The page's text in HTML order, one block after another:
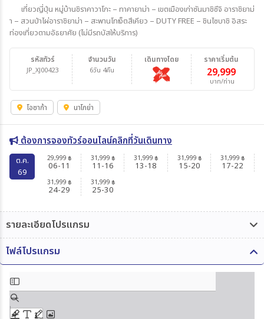
เที่ยวญี่ปุ่น หมู่บ้านชิราคาวาโกะ – ทาคายาม่า – เขตเมืองเก่าซันมาชิซึจิ อาราชิยาม่
า – สวนป่าไผ่อาราชิยาม่า – สะพานโทเง็ตสึเคียว – DUTY FREE – ชินไซบาชิ อิสระ
ท่องเที่ยวตามอัธยาศัย (ไม่มีรถบัสให้บริการ)
รหัสทัวร์
JP_XJ00423
จำนวนวัน
6วัน 4คืน
ราคาเริ่มต้น
29,999
บาท/ท่าน
เดินทางโดย
โอซาก้า นาโกย่า
ต้องการจองทัวร์ออนไลน์คลิกที่วันเดินทาง
ต.ค.
69
29,999 ฿
06-11
31,999 ฿
11-16
31,999 ฿
13-18
31,999 ฿
15-20
31,999 ฿
17-22
31,999 ฿
24-29
31,999 ฿
25-30
รายละเอียดโปรแกรม
ไฟล์โปรแกรม